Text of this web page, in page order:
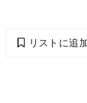
リストに追